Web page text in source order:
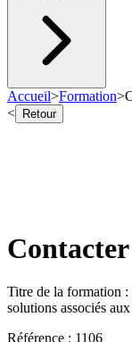
Accueil>Formation>
<
Retour
Titre de la formation :
solutions associés
Référence : 1106